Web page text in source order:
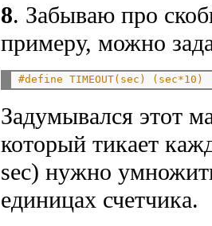
8. Забываю про
примеру, можно
#define TIMEOUT(sec) (sec*10)
Задумывался этот
который тикает
sec) нужно
единицах счетчика.